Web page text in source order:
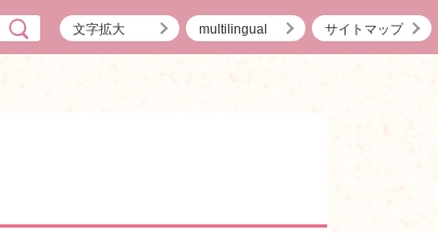
文字拡大 multilingual サイトマップ